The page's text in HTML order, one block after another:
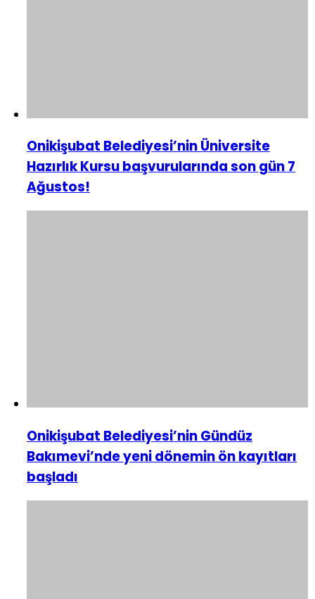
Onikişubat Belediyesi’nin Üniversite
Hazırlık Kursu başvurularında son gün 7
Ağustos!
Onikişubat Belediyesi’nin Gündüz
Bakımevi’nde yeni dönemin ön kayıtları
başladı